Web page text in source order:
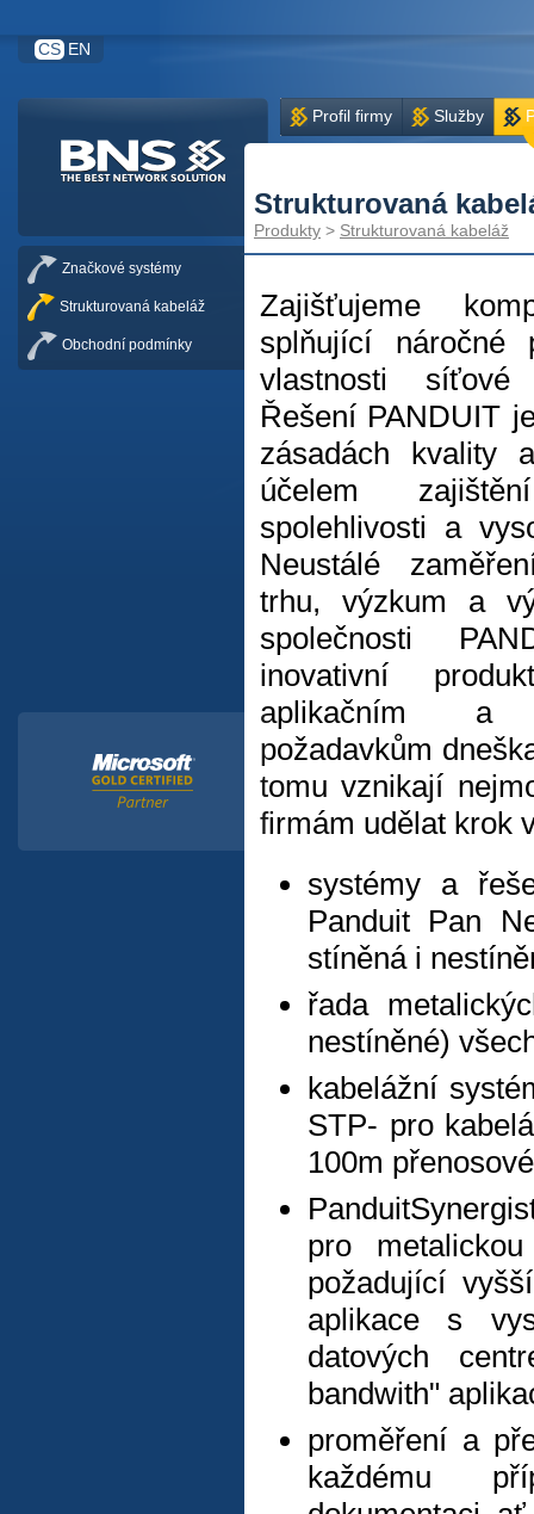
CS EN
Profil firmy Služby
Strukturovaná
Produkty > Strukturovaná kabeláž
Zajišťujeme
splňující náročné
vlastnosti síťové
Řešení PANDUIT
zásadách kvality
účelem
spolehlivosti a
Neustálé
trhu, výzkum a
společnosti
inovativní
aplikačním a
požadavkům
tomu vznikají
firmám udělat krok
systémy a
Panduit Pan
stíněná i
řada
nestíněné)
kabelážní
STP- pro
100m
pro
požadující
aplikace s
datových
bandwith"
proměření a
každému
Značkové systémy
Strukturovaná kabeláž
Obchodní podmínky